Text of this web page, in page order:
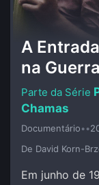
A
na Guerra
Chamas
Documentário••
De David Korn-
Em junho de